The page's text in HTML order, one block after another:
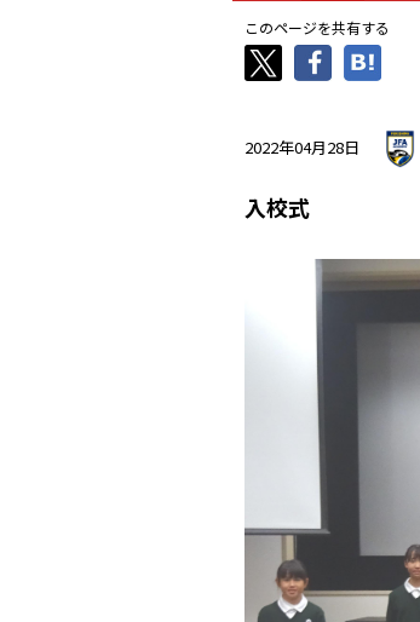
このページを共有する
2022年04月28日
入校式